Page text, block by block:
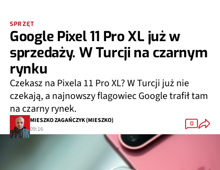
SPRZĘT
Google Pixel 11 Pro XL już w
sprzedaży. W Turcji na czarnym
rynku
Czekasz na Pixela 11 Pro XL? W Turcji już nie
czekają, a najnowszy flagowiec Google trafił tam
na czarny rynek.
MIESZKO ZAGAŃCZYK (MIESZKO)
09:16
0